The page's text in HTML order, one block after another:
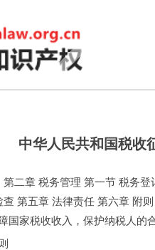
中华人民共和国税收
第二章 税务管理 第一节 税务
第五章 法律责任 第六章 附
国家税收收入，保护纳税人的